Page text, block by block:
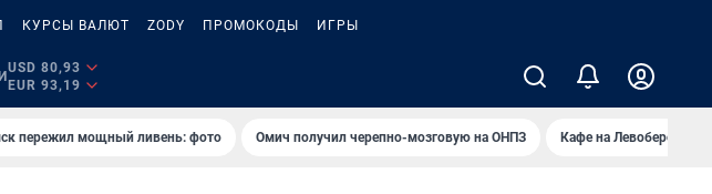
КУРСЫ ВАЛЮТ ZODY ПРОМОКОДЫ ИГРЫ
USD 80,93
EUR 93,19
пережил мощный ливень: фото Омич получил черепно-мозговую на ОНПЗ Кафе на Левобережье